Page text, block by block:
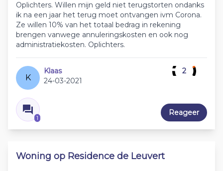
Oplichters. Willen mijn geld niet terugstorten ondanks
ik na een jaar het terug moet ontvangen ivm Corona.
Ze willen 10% van het totaal bedrag in rekening
brengen vanwege annuleringskosten en ook nog
administratiekosten. Oplichters.
K
Klaas
24-03-2021
1
2
Reageer
Woning op Residence de Leuvert